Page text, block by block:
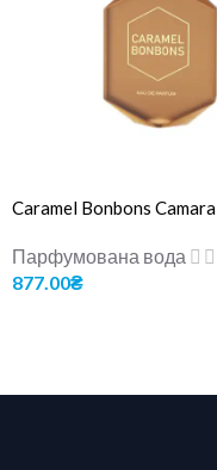
Caramel Bonbons Camara
Парфумована вода
877.00₴